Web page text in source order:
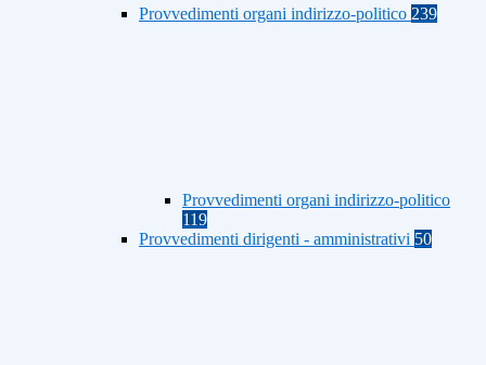
Provvedimenti organi indirizzo-politico 239
Provvedimenti organi indirizzo-politico
119
Provvedimenti dirigenti - amministrativi 50